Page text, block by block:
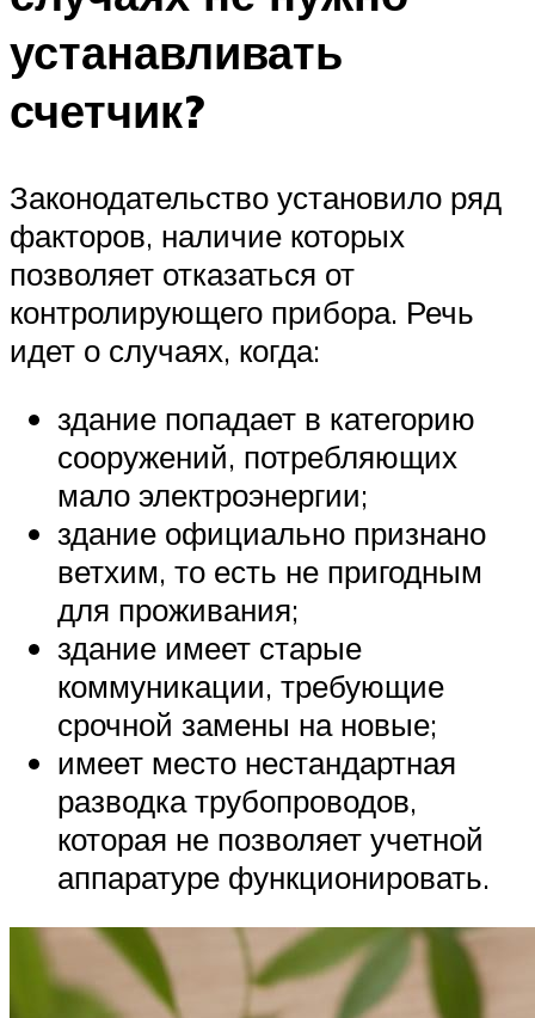
устанавливать
счетчик?
Законодательство установило ряд
факторов, наличие которых
позволяет отказаться от
контролирующего прибора. Речь
идет о случаях, когда:
здание попадает в категорию
сооружений, потребляющих
мало электроэнергии;
здание официально признано
ветхим, то есть не пригодным
для проживания;
здание имеет старые
коммуникации, требующие
срочной замены на новые;
имеет место нестандартная
разводка трубопроводов,
которая не позволяет учетной
аппаратуре функционировать.